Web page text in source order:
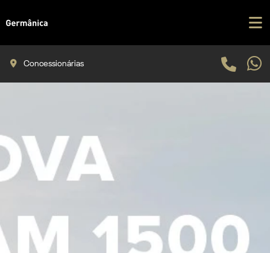
Concessionárias